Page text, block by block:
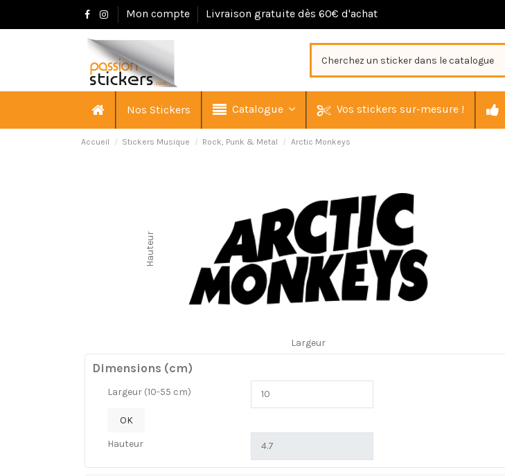
Mon compte Livraison gratuite dès 60€ d'achat
Nos Stickers Catalogue Vos stickers sur-mesure !
Accueil Stickers Musique Rock, Punk & Metal Arctic Monkeys
Hauteur
Largeur
Dimensions (cm)
Largeur (10-55 cm)
OK
Hauteur